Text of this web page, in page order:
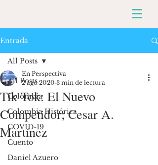
Entrada
All Posts
Colombia
Colombia Histórica
COVID-19
Cuento
Daniel Azuero
All Posts
Tik Tok: El Nuevo
Competidor; Cesar A.
Martínez
En Perspectiva
2 ago 2020 3 min de lectura